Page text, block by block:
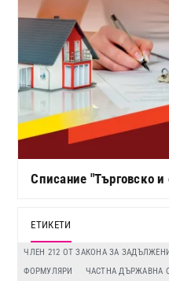
Списание "Търговско и
ЕТИКЕТИ
ЧЛЕН 212 ОТ ЗАКОНА ЗА
ФОРМУЛЯРИ
ЧАСТНА ДЪРЖАВНА